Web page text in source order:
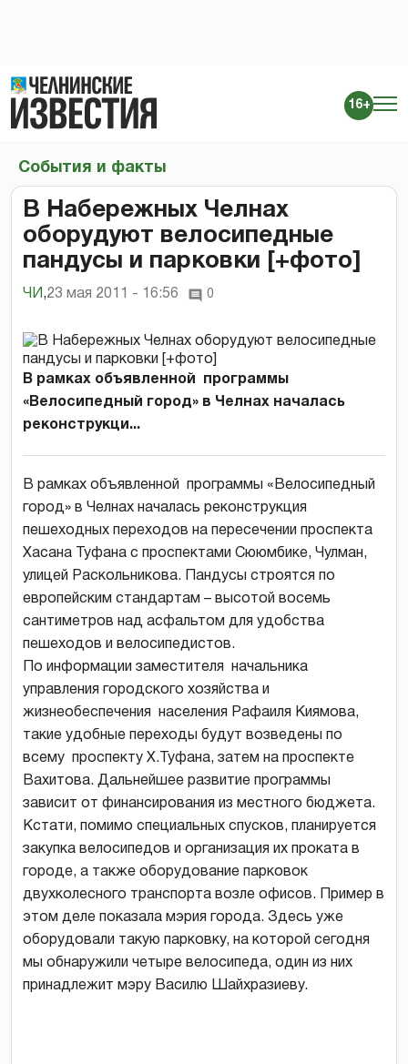
16+
События и факты
В Набережных Челнах
оборудуют велосипедные
пандусы и парковки [+фото]
ЧИ ,23 мая 2011 - 16:56 0
В рамках объявленной программы
«Велосипедный город» в Челнах началась
реконструкци...
В рамках объявленной программы «Велосипедный
город» в Челнах началась реконструкция
пешеходных переходов на пересечении проспекта
Хасана Туфана с проспектами Сююмбике, Чулман,
улицей Раскольникова. Пандусы строятся по
европейским стандартам – высотой восемь
сантиметров над асфальтом для удобства
пешеходов и велосипедистов.
По информации заместителя начальника
управления городского хозяйства и
жизнеобеспечения населения Рафаиля Киямова,
такие удобные переходы будут возведены по
всему проспекту Х.Туфана, затем на проспекте
Вахитова. Дальнейшее развитие программы
зависит от финансирования из местного бюджета.
Кстати, помимо специальных спусков, планируется
закупка велосипедов и организация их проката в
городе, а также оборудование парковок
двухколесного транспорта возле офисов. Пример в
этом деле показала мэрия города. Здесь уже
оборудовали такую парковку, на которой сегодня
мы обнаружили четыре велосипеда, один из них
принадлежит мэру Василю Шайхразиеву.